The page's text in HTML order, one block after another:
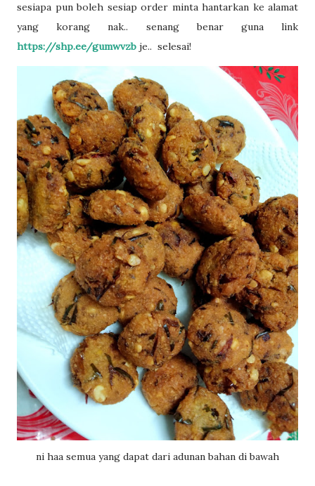
sesiapa pun boleh sesiap order minta hantarkan ke alamat
yang korang nak.. senang benar guna link
https://shp.ee/gumwvzb je.. selesai!
ni haa semua yang dapat dari adunan bahan di bawah